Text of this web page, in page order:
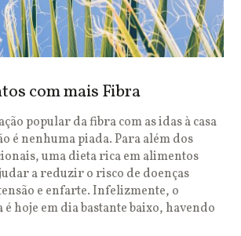
com mais Fibra
popular da fibra com as idas à casa
é nenhuma piada. Para além dos
uma dieta rica em alimentos
a reduzir o risco de doenças
e enfarte. Infelizmente, o
hoje em dia bastante baixo, havendo